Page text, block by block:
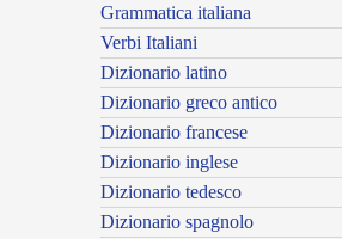
Grammatica italiana
Verbi Italiani
Dizionario latino
Dizionario greco antico
Dizionario francese
Dizionario inglese
Dizionario tedesco
Dizionario spagnolo